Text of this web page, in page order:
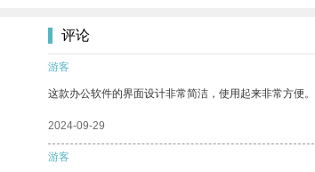
评论
游客
这款办公软件的界面设计非常简洁，使用起来非常方便
2024-09-29
游客